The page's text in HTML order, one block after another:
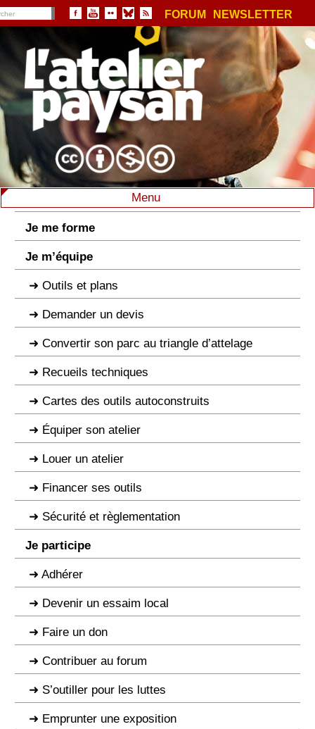
FORUM NEWSLETTER
Menu
Je me forme
Je m’équipe
Outils et plans
Demander un devis
Convertir son parc au triangle d’attelage
Recueils techniques
Cartes des outils autoconstruits
Équiper son atelier
Louer un atelier
Financer ses outils
Sécurité et règlementation
Je participe
Adhérer
Devenir un essaim local
Faire un don
Contribuer au forum
S’outiller pour les luttes
Emprunter une exposition